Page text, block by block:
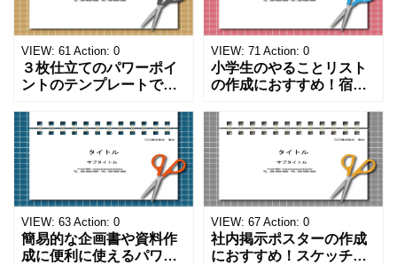
VIEW: 61 Action: 0
３枚仕立てのパワーポイ
ントのテンプレートで
ペンのワンポイントイラ
ストが描かれています。
ご案内やお知らせなど簡
単な資料を時短で作成で
きる便利なフォーマット
になります。 文房具好き
の方、掲示ポスターを作
成をされたい方におす
VIEW: 71 Action: 0
小学生のやることリスト
の作成におすすめ！宿題
事をまとめたい時のフォ
ーマットにおすすめしま
す。 ノートタイプのフォ
ーマットで文字入れをし
やすく、壁に貼ってもか
わいいデザインです。お
子さんが見てもテンショ
ンが上がるテンプレ
VIEW: 63 Action: 0
簡易的な企画書や資料作
成に便利に使えるパワー
VIEW: 67 Action: 0
社内掲示ポスターの作成
におすすめ！スケッチブ